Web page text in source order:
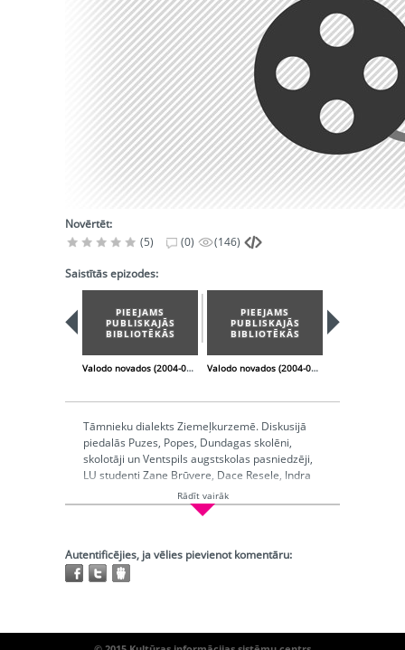
Novērtēt:
(5)
(0) (146)
Saistītās epizodes:
PIEEJAMS
PUBLISKAJĀS
BIBLIOTĒKĀS
Valodo novados (2004-02-21)
PIEEJAMS
PUBLISKAJĀS
BIBLIOTĒKĀS
Valodo novados (2004-03-27)
Tāmnieku dialekts Ziemeļkurzemē. Diskusijā
piedalās Puzes, Popes, Dundagas skolēni,
skolotāji un Ventspils augstskolas pasniedzēji,
LU studenti Zane Brūvere, Dace Resele, Indra
Brūvere. Stāsta Puzes pagasta sociālā
darbiniece Skaidrīte Bruhanova, Puzes
augsskolas pasniedzēji, tulkotāji Astra
Skrābane, Jānis Sīlis, rakstniece Nora Ikstena,
Grosbārde, Puzes pagasta priekšsēdētājs Jānis
Rādīt vairāk
Autentificējies, ja vēlies pievienot komentāru: